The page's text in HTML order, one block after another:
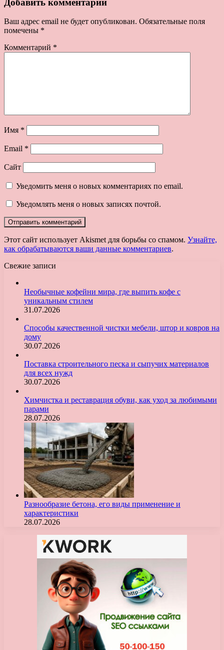
Ваш адрес email не будет опубликован. Обязательные поля
помечены *
Комментарий *
Имя *
Email *
Сайт
Уведомить меня о новых комментариях по email.
Уведомлять меня о новых записях почтой.
Этот сайт использует Akismet для борьбы со спамом. Узнайте,
как обрабатываются ваши данные комментариев.
Свежие записи
Необычные кофейни мира, где выпить кофе с
уникальным стилем
31.07.2026
Способы качественной чистки мебели, штор и ковров на
дому
30.07.2026
Поставка строительного песка и сыпучих материалов
для всех нужд
30.07.2026
Химчистка и реставрация обуви, как уход за любимыми
парами
28.07.2026
Разнообразие бетона, его виды применение и
характеристики
28.07.2026